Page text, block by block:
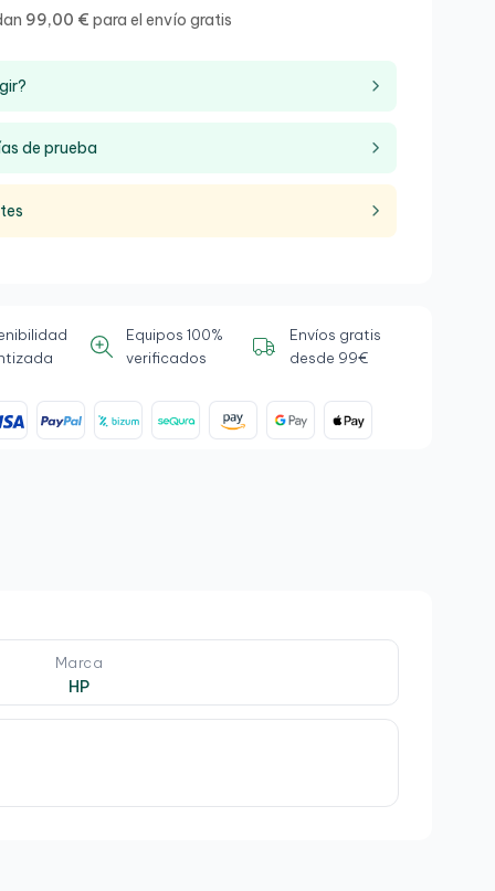
99,00 € para el envío gratis
de prueba
Equipos 100%
verificados
Envíos gratis
desde 99€
Marca
HP